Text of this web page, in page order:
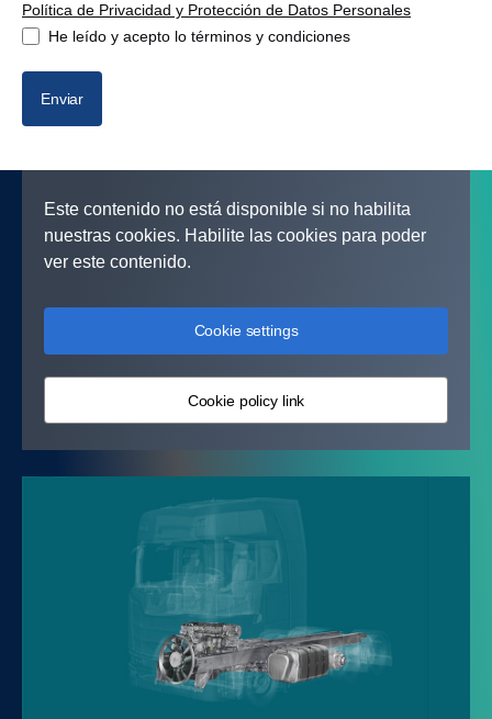
Ciudad De México
Coahuila
Durango
Guanajuato
Guerrero
Jalisco
Política de Privacidad y Protección de Datos Personales
He leído y acepto lo términos y condiciones
Enviar
Este contenido no está disponible si no habilita
nuestras cookies. Habilite las cookies para poder
ver este contenido.
Cookie settings
Cookie policy link